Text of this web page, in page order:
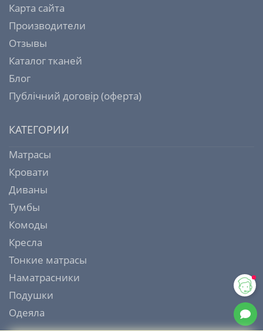
Карта сайта
Производители
Отзывы
Каталог тканей
Блог
Публічний договір (оферта)
КАТЕГОРИИ
Матрасы
Кровати
Диваны
Тумбы
Комоды
Кресла
Тонкие матрасы
Наматрасники
Подушки
Одеяла